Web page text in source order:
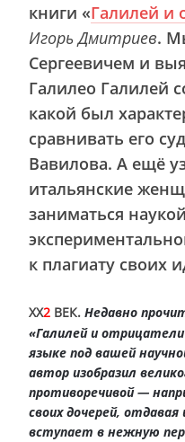
книги «Галилей и
Игорь Дмитриев.
Сергеевичем и
Галилео Галилей
какой был
сравнивать его
Вавилова. А ещё
итальянские
заниматься
к плагиату своих
XX2 ВЕК. Недавно
«Галилей и
языке под вашей
автор изобразил
противоречивой —
своих дочерей,
вступает в нежную